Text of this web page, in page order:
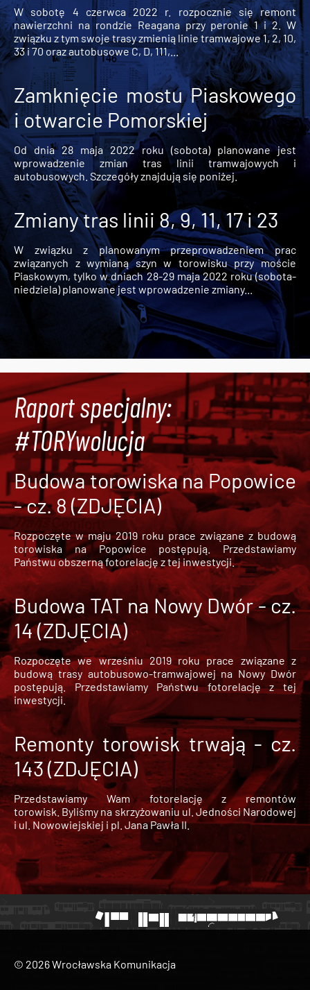
W sobotę 4 czerwca 2022 r. rozpocznie się remont
nawierzchni na rondzie Reagana przy peronie 1 i 2. W
związku z tym swoje trasy zmienią linie tramwajowe 1, 2, 10,
33 i 70 oraz autobusowe C, D, 111,...
Zamknięcie mostu Piaskowego
i otwarcie Pomorskiej
Od dnia 28 maja 2022 roku (sobota) planowane jest
wprowadzenie zmian tras linii tramwajowych i
autobusowych. Szczegóły znajdują się poniżej.
Zmiany tras linii 8, 9, 11, 17 i 23
W związku z planowanym przeprowadzeniem prac
związanych z wymianą szyn w torowisku przy moście
Piaskowym, tylko w dniach 28-29 maja 2022 roku (sobota-
niedziela) planowane jest wprowadzenie zmiany...
Raport specjalny:
#TORYwolucja
Budowa torowiska na Popowice
- cz. 8 (ZDJĘCIA)
Rozpoczęte w maju 2019 roku prace związane z budową
torowiska na Popowice
postępują. Przedstawiamy
Państwu obszerną fotorelację z tej inwestycji.
Budowa TAT na Nowy Dwór - cz.
14 (ZDJĘCIA)
Rozpoczęte we wrześniu 2019 roku prace związane z
budową trasy autobusowo-tramwajowej na Nowy Dwór
postępują. Przedstawiamy Państwu fotorelację z tej
inwestycji.
Remonty torowisk trwają - cz.
143 (ZDJĘCIA)
Przedstawiamy Wam fotorelację z remontów
torowisk. Byliśmy na skrzyżowaniu ul. Jedności Narodowej
i ul. Nowowiejskiej i pl. Jana Pawła II.
© 2026 Wrocławska Komunikacja